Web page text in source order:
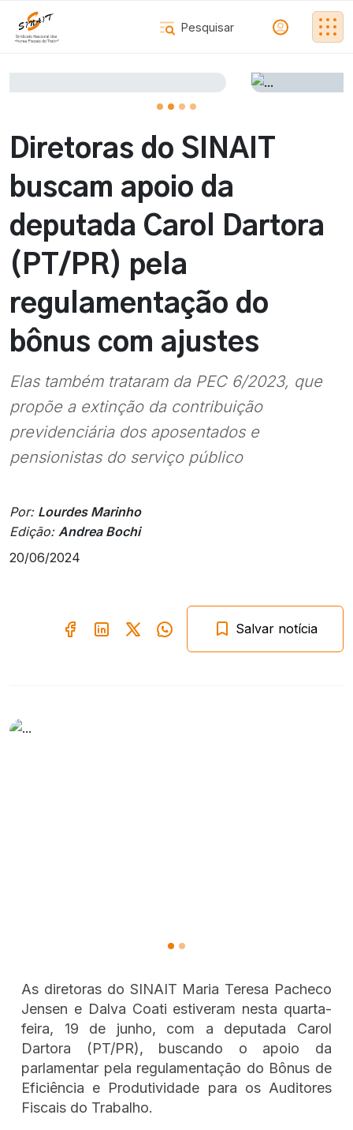
Diretoras do SINAIT
buscam apoio da
deputada Carol Dartora
(PT/PR) pela
regulamentação do
bônus com ajustes
Elas também trataram da PEC 6/2023, que
propõe a extinção da contribuição
previdenciária dos aposentados e
pensionistas do serviço público
Por: Lourdes Marinho
Edição: Andrea Bochi
20/06/2024
Salvar notícia
As diretoras do SINAIT Maria Teresa Pacheco
Jensen e Dalva Coati estiveram nesta quarta-
feira, 19 de junho, com a deputada Carol
Dartora (PT/PR), buscando o apoio da
parlamentar pela regulamentação do Bônus de
Eficiência e Produtividade para os Auditores
Fiscais do Trabalho.